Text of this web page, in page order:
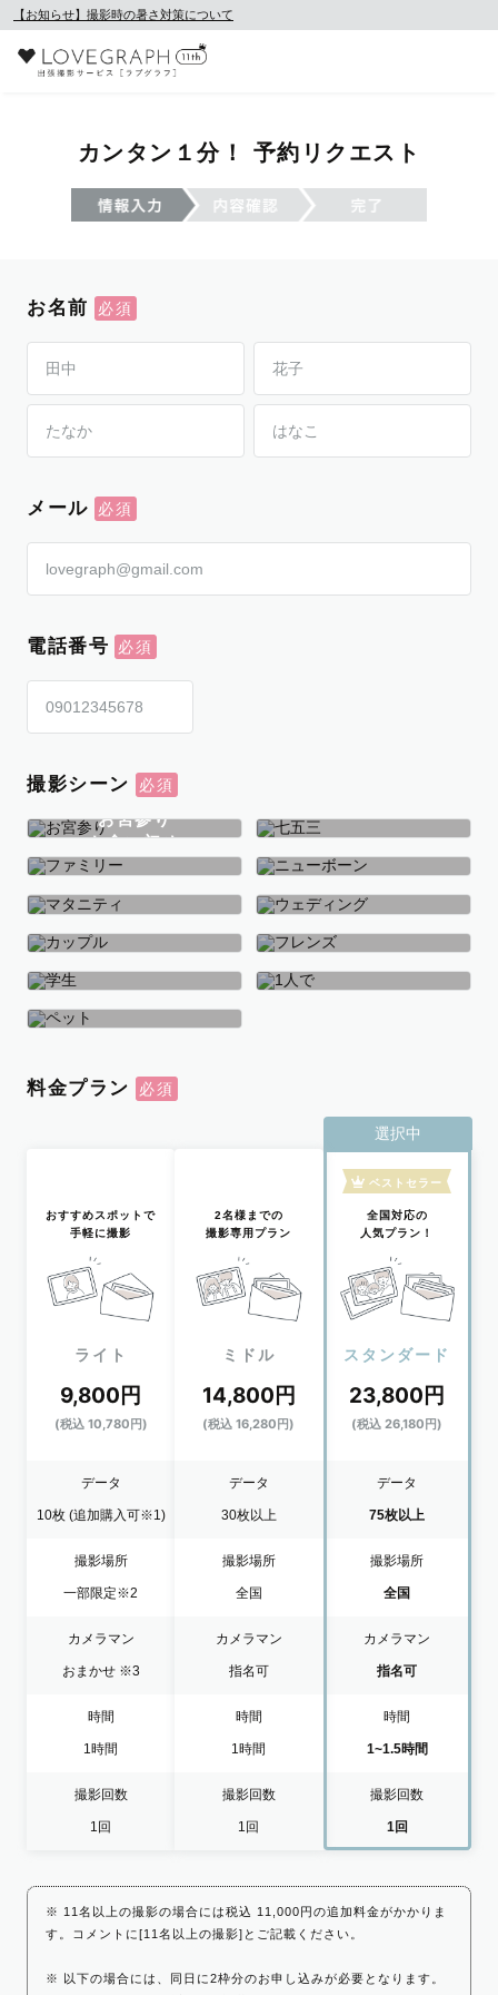
【お知らせ】撮影時の暑さ対策について
カンタン１分！ 予約リクエスト
お名前
メール
電話番号
撮影シーン
お宮参り
お食い初め
七五三
ファミリー ニューボーン
マタニティ ウェディング
カップル フレンズ
学生
料金プラン
おすすめスポットで
手軽に撮影
ライト
9,800円
(税込 10,780円)
データ
10枚 (追加購入可※1)
撮影場所
一部限定※2
カメラマン
おまかせ ※3
時間
1時間
撮影回数
1回
2名様までの
撮影専用プラン
ミドル
14,800円
(税込 16,280円)
データ
30枚以上
撮影場所
全国
カメラマン
指名可
時間
1時間
撮影回数
1回
選択中
ベストセラー
全国対応の
人気プラン！
スタンダード
23,800円
(税込 26,180円)
データ
75枚以上
撮影場所
全国
カメラマン
指名可
時間
1~1.5時間
撮影回数
1回
※ 11名以上の撮影の場合には税込 11,000円の追加料金がかかりま
す。コメントに[11名以上の撮影]とご記載ください。
※ 以下の場合には、同日に2枠分のお申し込みが必要となります。